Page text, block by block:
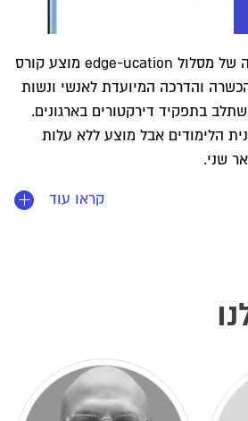
במסגרת קורסי הבחירה של מסלול edge-ucation מוצע קורס
והדרכה המיועדת לאנשי ונשות
בתפקיד דירקטורים בארגונים.
הלימודים אבל מוצע ללא עלות
שני.
קראו עוד